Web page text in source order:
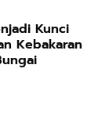
Kunci
Kebakaran